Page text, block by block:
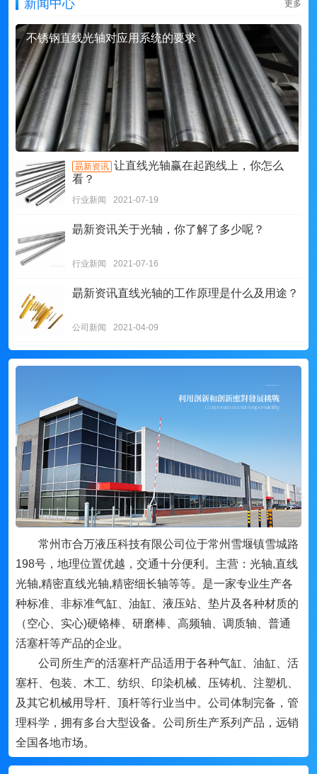
新闻中心 更多
不锈钢直线光轴对应用系统的要求
朂新资讯 让直线光轴赢在起跑线上，你怎么
看？
行业新闻 2021-07-19
朂新资讯关于光轴，你了解了多少呢？
行业新闻 2021-07-16
朂新资讯直线光轴的工作原理是什么及用途？
公司新闻 2021-04-09
常州市合万液压科技有限公司位于常州雪堰镇雪城路
198号，地理位置优越，交通十分便利。主营： 光轴,直线
光轴,精密直线光轴,精密细长轴等等。 是一家专业生产各
种标准、非标准气缸、油缸、液压站、垫片及各种材质的
（空心、实心)硬铬棒、研磨棒、高频轴、调质轴、普通
活塞杆等产品的企业。
公司所生产的活塞杆产品适用于各种气缸、油缸、活
塞杆、包装、木工、纺织、印染机械、压铸机、注塑机、
及其它机械用导杆、顶杆等行业当中。公司体制完备，管
理科学，拥有多台大型设备。 公司所生产系列产品，远销
全国各地市场。